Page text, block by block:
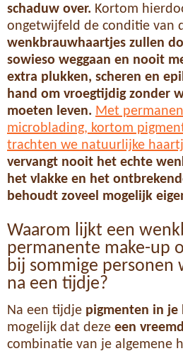
schaduw over. Kortom
ongetwijfeld de conditie van
wenkbrauwhaartjes zullen
sowieso weggaan en nooit
extra plukken, scheren en
hand om vroegtijdig zonder
moeten leven. Met
microblading, kortom
trachten we natuurlijke
vervangt nooit het echte
het vlakke en het
behoudt zoveel mogelijk
Waarom lijkt een
permanente make-up
bij sommige personen
na een tijdje?
Na een tijdje pigmenten in je
mogelijk dat deze een
combinatie van je algemene